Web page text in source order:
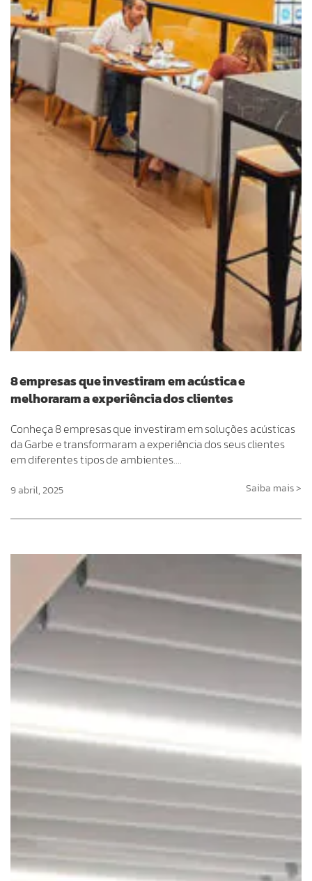
8 empresas que investiram em acústica e
melhoraram a experiência dos clientes
Conheça 8 empresas que investiram em soluções acústicas
da Garbe e transformaram a experiência dos seus clientes
em diferentes tipos de ambientes….
9 abril, 2025 Saiba mais >